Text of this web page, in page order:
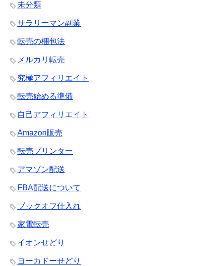
未分類
サラリーマン副業
転売の梱包法
メルカリ転売
究極アフィリエイト
転売始める準備
自己アフィリエイト
Amazon販売
転売プリンター
アマゾン配送
FBA配送について
ブックオフ仕入れ
家電転売
イオンせどり
ヨーカドーせどり